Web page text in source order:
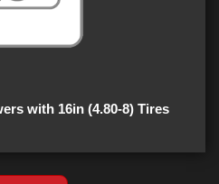
with 16in (4.80-8) Tires